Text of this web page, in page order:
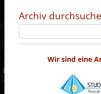
Archiv
Wir sind eine